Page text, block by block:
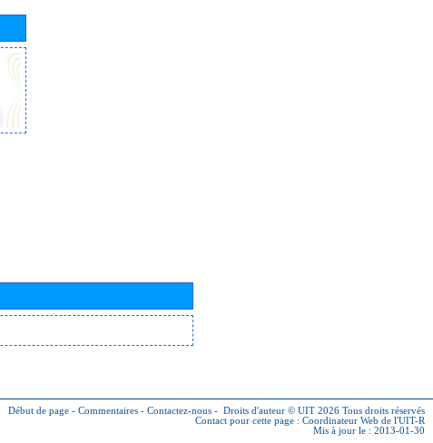
Début de page - Commentaires - Contactez-nous - Droits d'auteur © UIT 2026 Tous droits réservés
Contact pour cette page : Coordinateur Web de l'UIT-R
Mis à jour le : 2013-01-30